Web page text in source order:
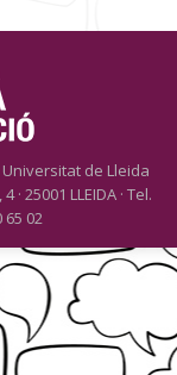
de Lleida
25001 LLEIDA · Tel.
65 02